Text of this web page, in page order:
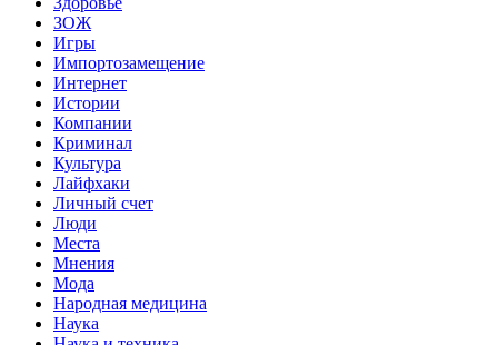
ЗОЖ
Игры
Импортозамещение
Интернет
Истории
Компании
Криминал
Культура
Лайфхаки
Личный счет
Люди
Места
Мнения
Мода
Народная медицина
Наука